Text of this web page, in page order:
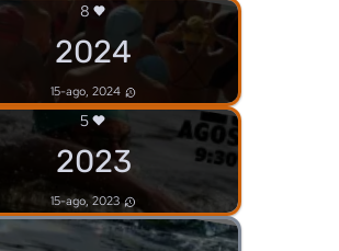
8
2024
15-ago, 2024
5
2023
15-ago, 2023